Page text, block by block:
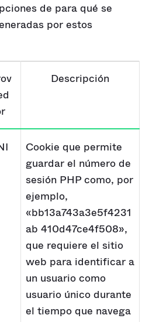
de para qué se
por estos
Descripción
Cookie que permite
guardar el número de
sesión PHP como, por
ejemplo,
«bb13a743a3e5f4231
ab 410d47ce4f508»,
que requiere el sitio
web para identificar a
un usuario como
usuario único durante
el tiempo que navega